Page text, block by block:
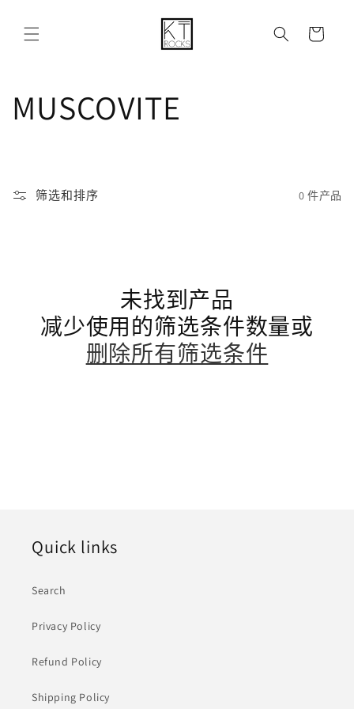
物
收
:
MUSCOVITE
筛选和排序 0 件产品
未找到产品
减少使用的筛选条件数量或
删除所有筛选条件
Quick links
Search
Privacy Policy
Refund Policy
Shipping Policy